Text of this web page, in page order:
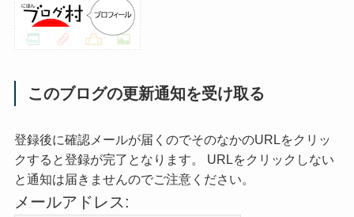
このブログの更新通知を受け取る
登録後に確認メールが届くのでそのなかのURLをクリッ
クすると登録が完了となります。 URLをクリックしない
と通知は届きませんのでご注意ください。
メールアドレス: